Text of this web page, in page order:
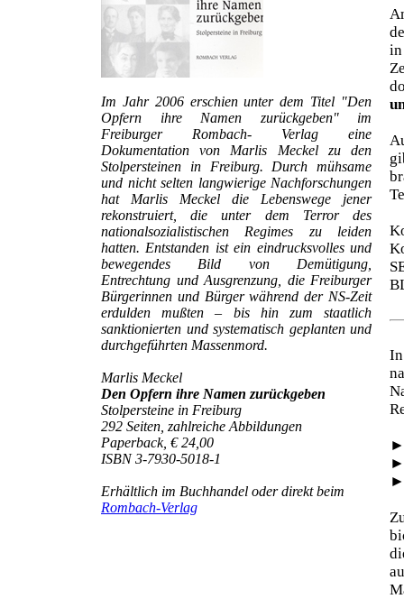
Im Jahr 2006 erschien unter dem Titel "Den
Opfern ihre Namen zurückgeben" im
Freiburger Rombach- Verlag eine
Dokumentation von Marlis Meckel zu den
Stolpersteinen in Freiburg. Durch mühsame
und nicht selten langwierige Nachforschungen
hat Marlis Meckel die Lebenswege jener
rekonstruiert, die unter dem Terror des
nationalsozialistischen Regimes zu leiden
hatten. Entstanden ist ein eindrucksvolles und
bewegendes Bild von Demütigung,
Entrechtung und Ausgrenzung, die Freiburger
Bürgerinnen und Bürger während der NS-Zeit
erdulden mußten – bis hin zum staatlich
sanktionierten und systematisch geplanten und
durchgeführten Massenmord.
Marlis Meckel
Den Opfern ihre Namen zurückgeben
Stolpersteine in Freiburg
292 Seiten, zahlreiche Abbildungen
Paperback, € 24,00
ISBN 3-7930-5018-1
Erhältlich im Buchhandel oder direkt beim
Rombach-Verlag